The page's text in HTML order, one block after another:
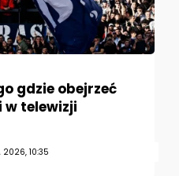
gdzie obejrzeć
w telewizji
2026, 10:35